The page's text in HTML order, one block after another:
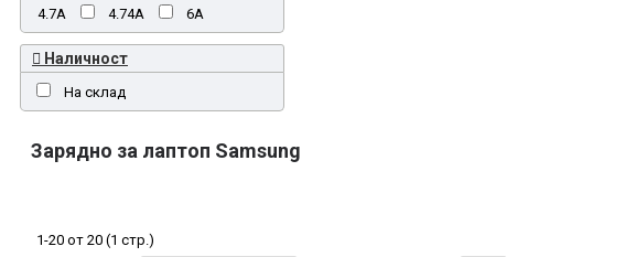
4.7A
4.74A 6A
Наличност
На склад
Зарядно за лаптоп Samsung
1-20 от 20 (1 стр.)